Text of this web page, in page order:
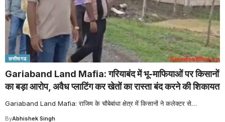
छत्तीसगढ
Gariaband Land Mafia: गरियाबंद में भू-माफियाओं पर किसानों
का बड़ा आरोप, अवैध प्लाटिंग कर खेतों का रास्ता बंद करने की शिकायत
Gariaband Land Mafia: राजिम के चौबेबांधा क्षेत्र में किसानों ने कलेक्टर से…
ByAbhishek Singh